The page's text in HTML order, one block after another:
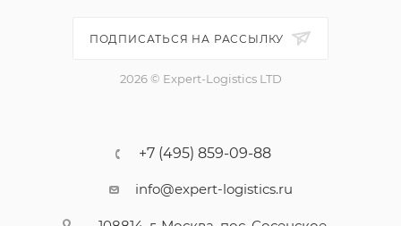
ПОДПИСАТЬСЯ НА РАССЫЛКУ
2026 © Expert-Logistics LTD
+7 (495) 859-09-88
info@expert-logistics.ru